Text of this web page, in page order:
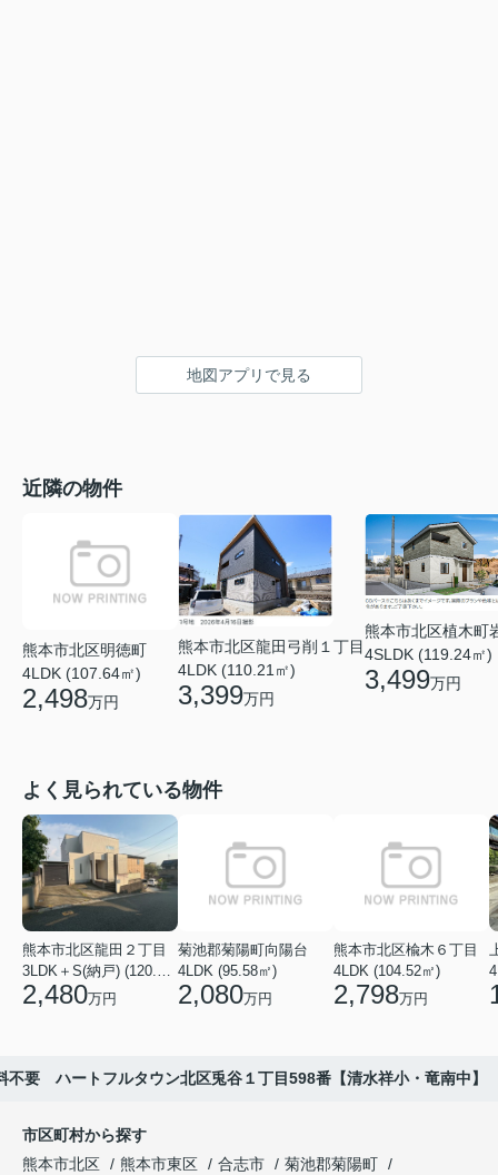
地図アプリで見る
近隣の物件
熊本市北区明徳町
4LDK (107.64㎡)
2,498万円
熊本市北区龍田弓削１丁目
4LDK (110.21㎡)
3,399万円
熊本市北区植木町
4SLDK (119.24㎡)
3,499万円
よく見られている物件
熊本市北区龍田２丁目
3LDK＋S(納戸) (120.48㎡)
2,480万円
菊池郡菊陽町向陽台
4LDK (95.58㎡)
2,080万円
熊本市北区楡木６丁目
4LDK (104.52㎡)
2,798万円
不要 ハートフルタウン北区兎谷１丁目598番【清水祥小・竜南中】
市区町村から探す
熊本市北区
熊本市東区 合志市
菊池郡菊陽町